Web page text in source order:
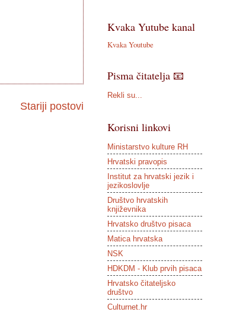
Stariji postovi
Kvaka Yutube kanal
Kvaka Youtube
Pisma čitatelja 📧
Rekli su...
Korisni linkovi
Ministarstvo kulture RH
Hrvatski pravopis
Institut za hrvatski jezik i
jezikoslovlje
Društvo hrvatskih
književnika
Hrvatsko društvo pisaca
Matica hrvatska
NSK
HDKDM - Klub prvih pisaca
Hrvatsko čitateljsko
društvo
Culturnet.hr